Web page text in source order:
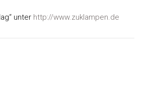
unter http://www.zuklampen.de